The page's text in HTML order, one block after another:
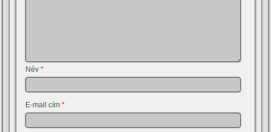
Név*
E-mail cím*